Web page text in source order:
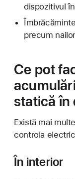
dispozitivul
precum
Ce pot
statică în
Există mai
controla
În interior